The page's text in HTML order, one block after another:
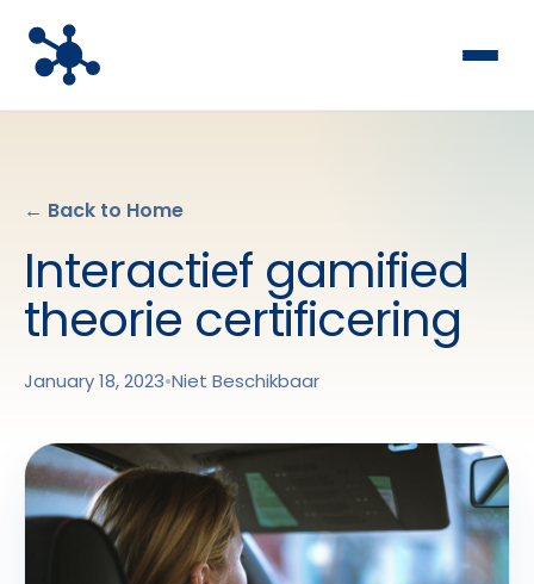
← Back to Home
Interactief gamified
theorie certificering
January 18, 2023•Niet Beschikbaar